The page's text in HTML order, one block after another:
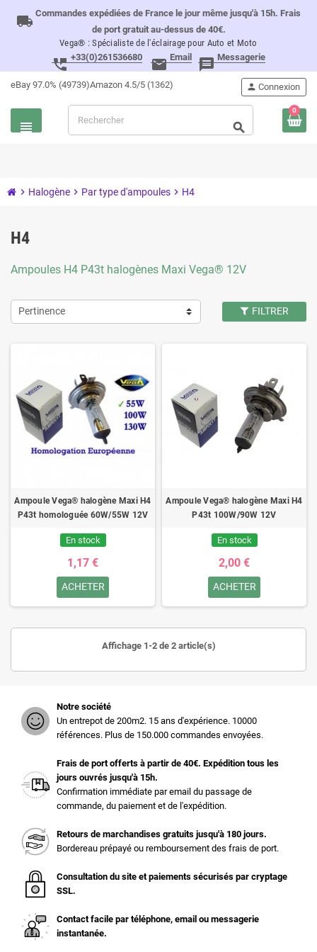
local_shipping Commandes expédiées de France le jour même jusqu'à 15h. Frais
de port gratuit au-dessus de 40€.
Vega® : Spécialiste de l'éclairage pour Auto et Moto
perm_phone_msg +33(0)261536680 email Email message Messagerie
eBay 97.0% (49739)Amazon 4.5/5 (1362)
view_headline
person Connexion
search
0
chevron_right Halogène chevron_right Par type d'ampoules chevron_right H4
H4
Ampoules H4 P43t halogènes Maxi Vega® 12V
Pertinence FILTRER
Ampoule Vega® halogène Maxi H4
P43t homologuée 60W/55W 12V
En stock
1,17 €
ACHETER
Ampoule Vega® halogène Maxi H4
P43t 100W/90W 12V
En stock
2,00 €
ACHETER
Affichage 1-2 de 2 article(s)
Notre société
Un entrepot de 200m2. 15 ans d'expérience. 10000
références. Plus de 150.000 commandes envoyées.
Frais de port offerts à partir de 40€. Expédition tous les
jours ouvrés jusqu'à 15h.
Confirmation immédiate par email du passage de
commande, du paiement et de l'expédition.
Retours de marchandises gratuits jusqu'à 180 jours.
Bordereau prépayé ou remboursement des frais de port.
Consultation du site et paiements sécurisés par cryptage
SSL.
Contact facile par téléphone, email ou messagerie
instantanée.